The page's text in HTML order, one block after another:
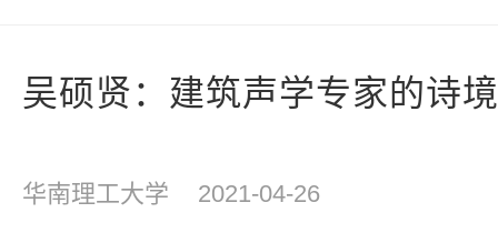
吴硕贤：建筑声学专家的诗
华南理工大学 2021-04-26